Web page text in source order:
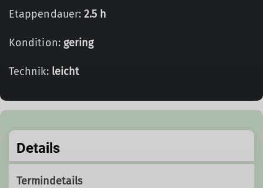
Etappendauer:2.5 h
Kondition: gering
Technik: leicht
Details
Termindetails